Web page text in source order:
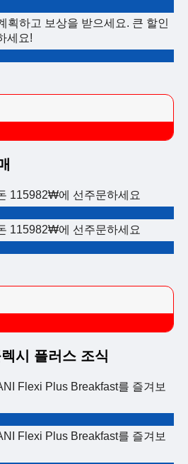
하고 보상을 받으세요. 큰 할인
세요!
115982₩에 선주문하세요
115982₩에 선주문하세요
시 플러스 조식
Flexi Plus Breakfast를 즐겨보
Flexi Plus Breakfast를 즐겨보